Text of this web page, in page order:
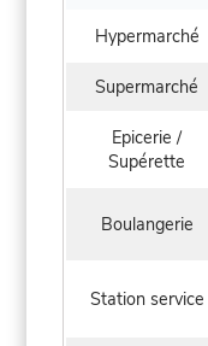
Hypermarché
Supermarché
Epicerie /
Supérette
Boulangerie
Station service